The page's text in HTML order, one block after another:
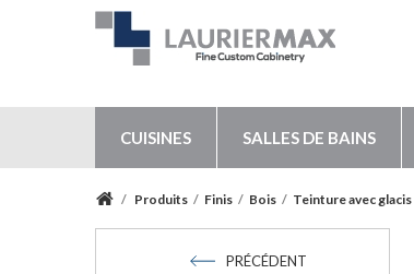
CUISINES SALLES DE BAINS
/ Produits / Finis / Bois / Teinture avec glacis
PRÉCÉDENT